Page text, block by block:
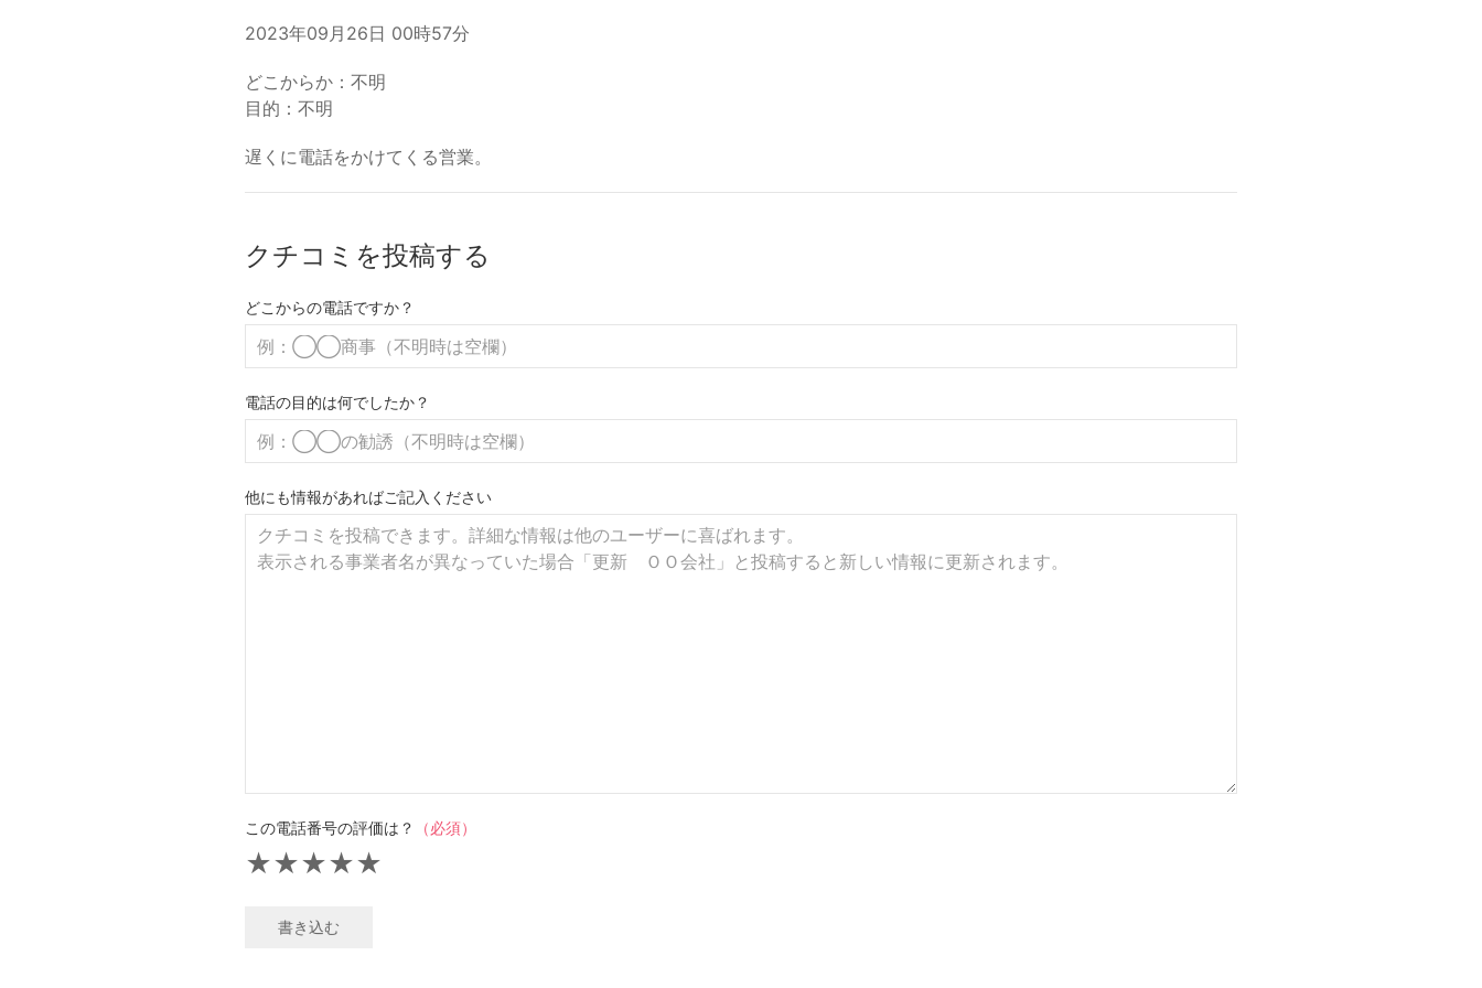
2023年09月26日 00時57分
どこからか：不明
目的：不明
遅くに電話をかけてくる営業。
クチコミを投稿する
どこからの電話ですか？
電話の目的は何でしたか？
他にも情報があればご記入ください
この電話番号の評価は？ （必須）
★
★
★
★
★
書き込む